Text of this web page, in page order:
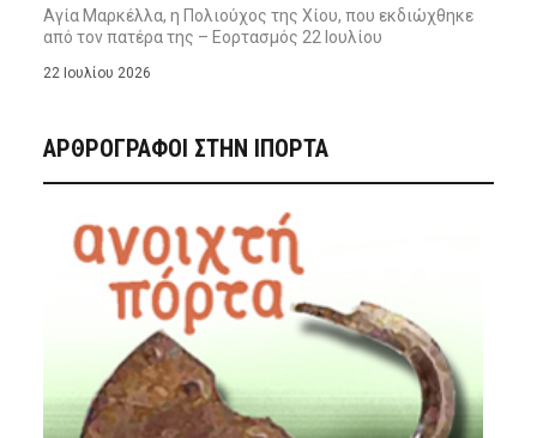
Αγία Μαρκέλλα, η Πολιούχος της Χίου, που εκδιώχθηκε
από τον πατέρα της – Εορτασμός 22 Ιουλίου
22 Ιουλίου 2026
ΑΡΘΡΟΓΡΑΦΟΙ ΣΤΗΝ IΠΟΡΤΑ